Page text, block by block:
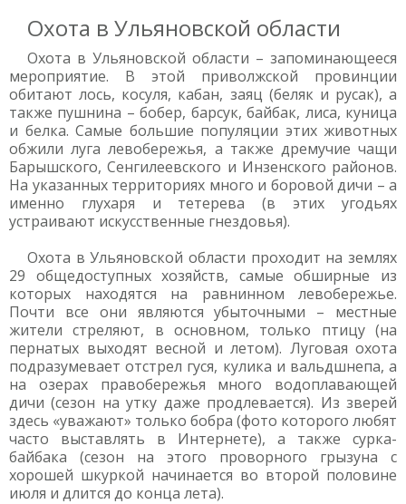
Охота в Ульяновской области
Охота в Ульяновской области – запоминающееся
мероприятие. В этой приволжской провинции
обитают лось, косуля, кабан, заяц (беляк и русак), а
также пушнина – бобер, барсук, байбак, лиса, куница
и белка. Самые большие популяции этих животных
обжили луга левобережья, а также дремучие чащи
Барышского, Сенгилеевского и Инзенского районов.
На указанных территориях много и боровой дичи – а
именно глухаря и тетерева (в этих угодьях
устраивают искусственные гнездовья).
Охота в Ульяновской области проходит на землях
29 общедоступных хозяйств, самые обширные из
которых находятся на равнинном левобережье.
Почти все они являются убыточными – местные
жители стреляют, в основном, только птицу (на
пернатых выходят весной и летом). Луговая охота
подразумевает отстрел гуся, кулика и вальдшнепа, а
на озерах правобережья много водоплавающей
дичи (сезон на утку даже продлевается). Из зверей
здесь «уважают» только бобра (фото которого любят
часто выставлять в Интернете), а также сурка-
байбака (сезон на этого проворного грызуна с
хорошей шкуркой начинается во второй половине
июля и длится до конца лета).